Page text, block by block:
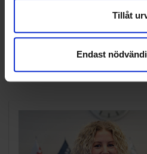
Tillåt
Endast
SOCIALT ANSVAR